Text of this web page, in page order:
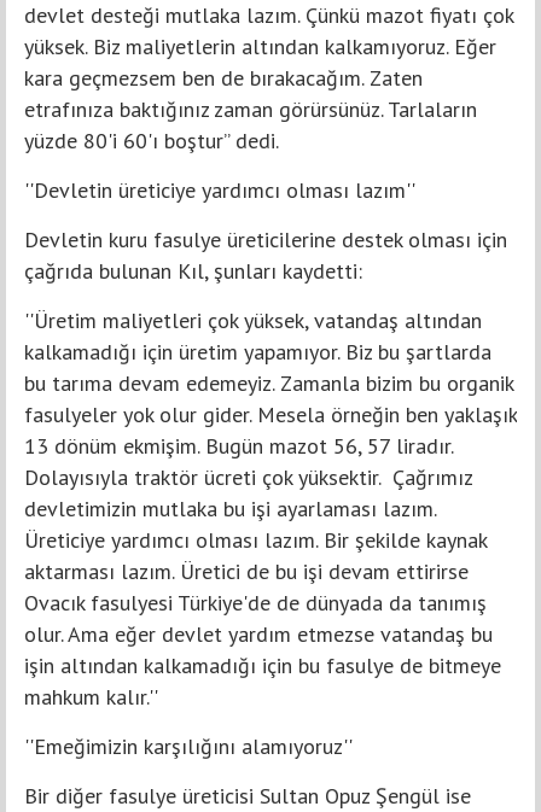
devlet desteği mutlaka lazım. Çünkü mazot fiyatı çok
yüksek. Biz maliyetlerin altından kalkamıyoruz. Eğer
kara geçmezsem ben de bırakacağım. Zaten
etrafınıza baktığınız zaman görürsünüz. Tarlaların
yüzde 80'i 60'ı boştur” dedi.
''Devletin üreticiye yardımcı olması lazım''
Devletin kuru fasulye üreticilerine destek olması için
çağrıda bulunan Kıl, şunları kaydetti:
''Üretim maliyetleri çok yüksek, vatandaş altından
kalkamadığı için üretim yapamıyor. Biz bu şartlarda
bu tarıma devam edemeyiz. Zamanla bizim bu organik
fasulyeler yok olur gider. Mesela örneğin ben yaklaşık
13 dönüm ekmişim. Bugün mazot 56, 57 liradır.
Dolayısıyla traktör ücreti çok yüksektir. Çağrımız
devletimizin mutlaka bu işi ayarlaması lazım.
Üreticiye yardımcı olması lazım. Bir şekilde kaynak
aktarması lazım. Üretici de bu işi devam ettirirse
Ovacık fasulyesi Türkiye'de de dünyada da tanımış
olur. Ama eğer devlet yardım etmezse vatandaş bu
işin altından kalkamadığı için bu fasulye de bitmeye
mahkum kalır.''
''Emeğimizin karşılığını alamıyoruz''
Bir diğer fasulye üreticisi Sultan Opuz Şengül ise